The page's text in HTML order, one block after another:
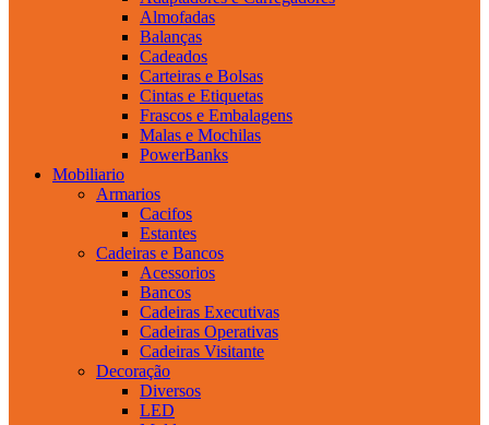
Almofadas
Balanças
Cadeados
Carteiras e Bolsas
Cintas e Etiquetas
Frascos e Embalagens
Malas e Mochilas
PowerBanks
Mobiliario
Armarios
Cacifos
Estantes
Cadeiras e Bancos
Acessorios
Bancos
Cadeiras Executivas
Cadeiras Operativas
Cadeiras Visitante
Decoração
Diversos
LED